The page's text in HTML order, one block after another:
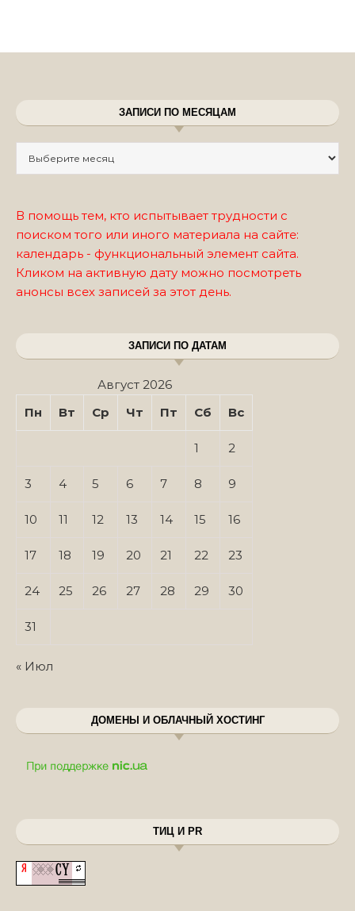
ЗАПИСИ ПО МЕСЯЦАМ
В помощь тем, кто испытывает трудности с
поиском того или иного материала на сайте:
календарь - функциональный элемент сайта.
Кликом на активную дату можно посмотреть
анонсы всех записей за этот день.
ЗАПИСИ ПО ДАТАМ
Август 2026
Пн
Вт Ср Чт Пт Сб Вс
1 2
3 4 5 6 7 8 9
10 11 12 13 14 15 16
17 18 19 20 21 22 23
24 25 26 27 28 29 30
31
« Июл
ДОМЕНЫ И ОБЛАЧНЫЙ ХОСТИНГ
ТИЦ И PR